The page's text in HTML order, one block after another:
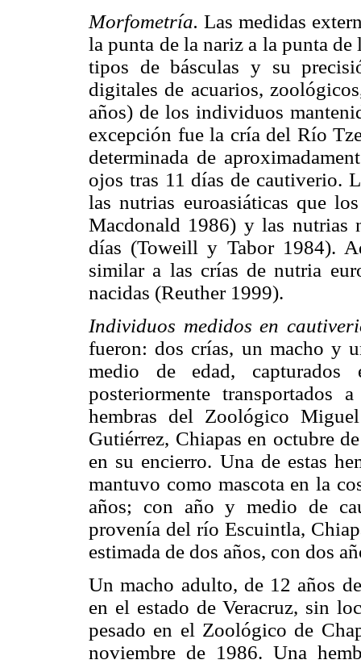
Morfometría. Las medidas
la punta de la nariz a la punta
tipos de básculas y su
digitales de acuarios,
años) de los individuos
excepción fue la cría del Río
determinada de
ojos tras 11 días de cautiverio.
las nutrias euroasiáticas que
Macdonald 1986) y las nutrias
días (Toweill y Tabor 1984).
similar a las crías de nutria
nacidas (Reuther 1999).
Individuos medidos en
fueron: dos crías, un macho y
medio de edad,
posteriormente transportados
hembras del Zoológico
Gutiérrez, Chiapas en octubre
en su encierro. Una de estas
mantuvo como mascota en la
años; con año y medio de
provenía del río Escuintla,
estimada de dos años, con dos
Un macho adulto, de 12 años
en el estado de Veracruz, sin
pesado en el Zoológico de
noviembre de 1986. Una